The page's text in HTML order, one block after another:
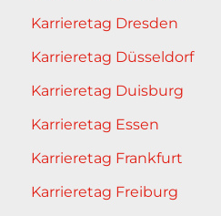
Karrieretag Dresden
Karrieretag Düsseldorf
Karrieretag Duisburg
Karrieretag Essen
Karrieretag Frankfurt
Karrieretag Freiburg